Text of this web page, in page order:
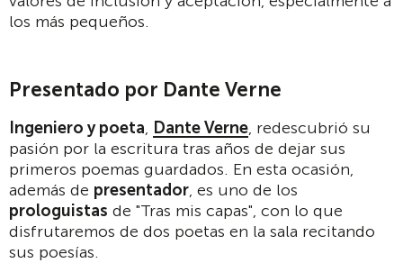
los más pequeños.
Presentado por Dante Verne
Ingeniero y poeta, Dante Verne, redescubrió su
pasión por la escritura tras años de dejar sus
primeros poemas guardados. En esta ocasión,
además de presentador, es uno de los
prologuistas de "Tras mis capas", con lo que
disfrutaremos de dos poetas en la sala recitando
sus poesías.